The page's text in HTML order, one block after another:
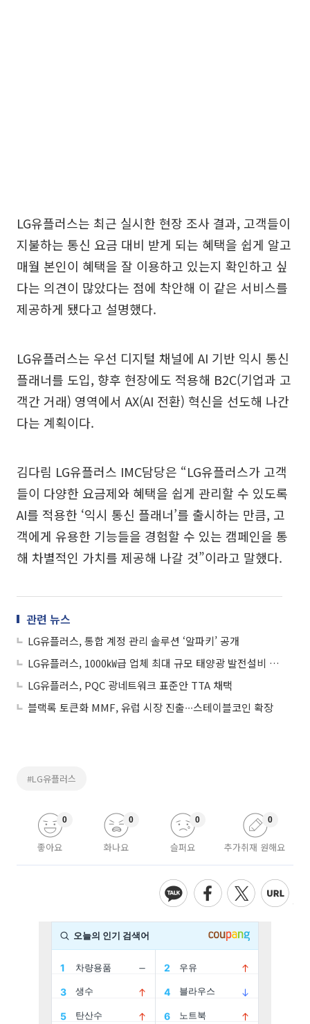
LG유플러스는 최근 실시한 현장 조사 결과, 고객들이
지불하는 통신 요금 대비 받게 되는 혜택을 쉽게 알고
매월 본인이 혜택을 잘 이용하고 있는지 확인하고 싶
다는 의견이 많았다는 점에 착안해 이 같은 서비스를
제공하게 됐다고 설명했다.
LG유플러스는 우선 디지털 채널에 AI 기반 익시 통신
플래너를 도입, 향후 현장에도 적용해 B2C(기업과 고
객간 거래) 영역에서 AX(AI 전환) 혁신을 선도해 나간
다는 계획이다.
김다림 LG유플러스 IMC담당은 “LG유플러스가 고객
들이 다양한 요금제와 혜택을 쉽게 관리할 수 있도록
AI를 적용한 ‘익시 통신 플래너’를 출시하는 만큼, 고
객에게 유용한 기능들을 경험할 수 있는 캠페인을 통
해 차별적인 가치를 제공해 나갈 것”이라고 말했다.
관련 뉴스
LG유플러스, 통합 계정 관리 솔루션 ‘알파키’ 공개
LG유플러스, 1000㎾급 업체 최대 규모 태양광 발전설비 준공
LG유플러스, PQC 광네트워크 표준안 TTA 채택
블랙록 토큰화 MMF, 유럽 시장 진출∙∙∙스테이블코인 확장
#LG유플러스
좋아요
0
화나요
0
슬퍼요
0
추가취재 원해요
0